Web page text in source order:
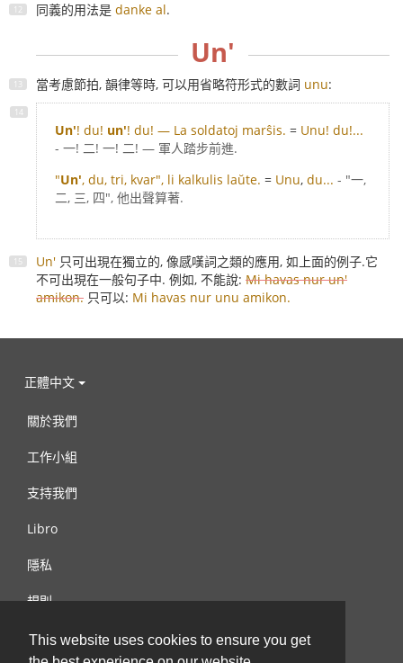
This website uses cookies to ensure you get
同義的用法是 danke al.
Un'
當考慮節拍, 韻律等時, 可以用省略符形式的數詞 unu:
Un'! du! un'! du! — La soldatoj marŝis. = Unu! du!...
- 一! 二! 一! 二! — 軍人踏步前進.
"Un', du, tri, kvar", li kalkulis laŭte. = Unu, du... - "一,
二, 三, 四", 他出聲算著.
Un' 只可出現在獨立的, 像感嘆詞之類的應用, 如上面的例子.它
不可出現在一般句子中. 例如, 不能說: Mi havas nur un'
amikon. 只可以: Mi havas nur unu amikon.
正體中文
關於我們
工作小組
支持我們
Libro
隱私
規則
連絡我們